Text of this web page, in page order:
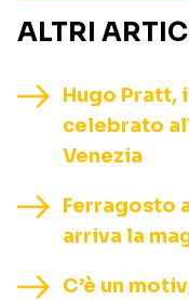
ALTRI
Hugo Pratt,
celebrato
Venezia
Ferragosto
arriva la
C’è un